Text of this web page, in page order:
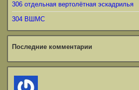
306 отдельная вертолётная эскадрилья
304 ВШМС
Последние комментарии